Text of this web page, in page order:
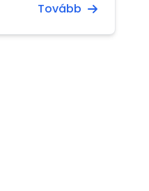
Hungary”-t
Tovább